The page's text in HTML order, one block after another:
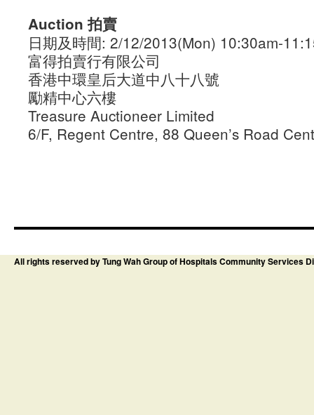
Auction 拍賣
日期及時間: 2/12/2013(Mon) 10:30am-
富得拍賣行有限公司
香港中環皇后大道中八十八號
勵精中心六樓
Treasure Auctioneer Limited
6/F, Regent Centre, 88 Queen’s Road
All rights reserved by Tung Wah Group of Hospitals Community Services